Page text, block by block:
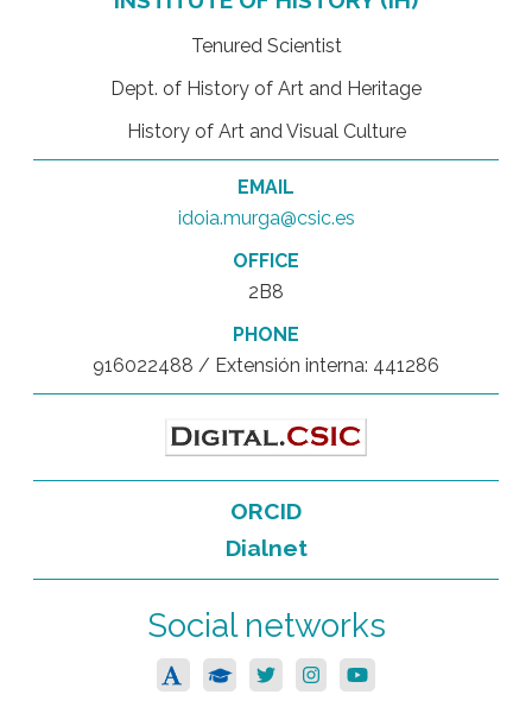
Tenured Scientist
Dept. of History of Art and Heritage
History of Art and Visual Culture
EMAIL
idoia.murga@csic.es
OFFICE
2B8
PHONE
916022488 / Extensión interna: 441286
ORCID
Dialnet
Social networks